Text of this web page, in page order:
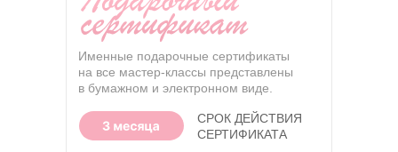
СРОК ДЕЙСТВИЯ
СЕРТИФИКАТА
Именные подарочные сертификаты
на все мастер-классы представлены
в бумажном и электронном виде.
Макияж без вреда для кожи
Уделяем внимание выбору средств,
содержащих натуральные
ингредиенты и не забивающих поры.